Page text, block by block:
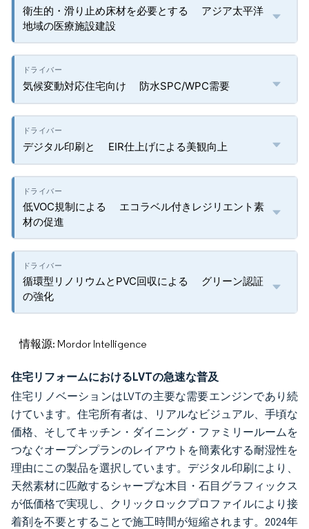
衛生的・滑り止め床材を必要とする アジア太平洋
地域の医療施設建設
気候変動対応住宅向け 防水SPC/WPC需要
デジタル印刷と EIR仕上げによる美観向上
低VOC規制による エコラベル付きレジリエント素
材の促進
循環型リノリウムとPVC回収による グリーン認証
の強化
情報源: Mordor Intelligence
住宅リフォームにおけるLVTの急速な普及
住宅リノベーションはLVTの主要な需要エンジンであり続
けています。住宅所有者は、リアルなビジュアル、手頃な
価格、そしてキッチン・ダイニング・ファミリールームを
つなぐオープンプランのレイアウトを簡素化する耐湿性を
理由にこの製品を選択しています。デジタル印刷により、
天然素材に匹敵するシャープな木目・石目グラフィックス
が低価格で実現し、クリックロックプロファイルにより接
着剤を不要とすることで施工時間が短縮されます。2024年